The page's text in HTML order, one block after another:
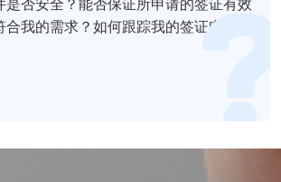
是否安全？能否保证所申请的签证有效
我的需求？如何跟踪我的签证申请状